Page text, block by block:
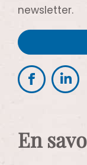
newsletter.
En